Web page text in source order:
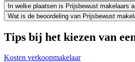
In welke plaatsen is Prijsbewust makelaars
Wat is de beoordeling van Prijsbewust
Tips bij het kiezen van
Kosten verkoopmakelaar